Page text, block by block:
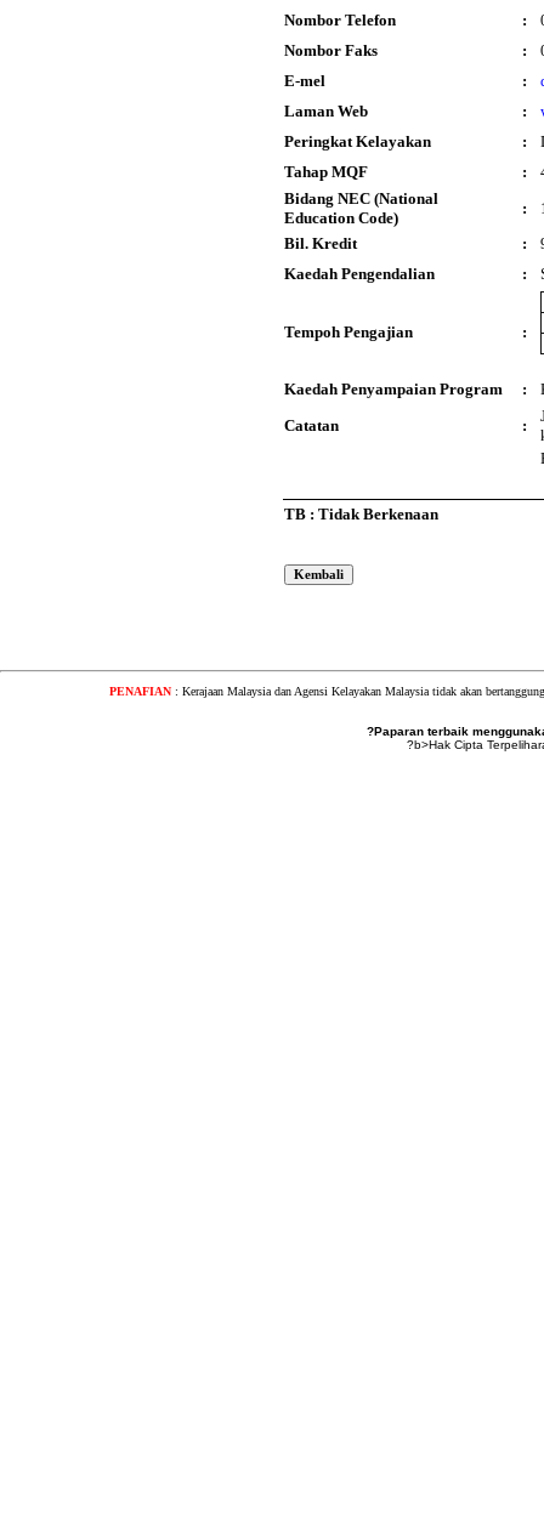
Nombor Telefon
:
Nombor Faks
:
E-mel
:
Laman Web
:
Peringkat Kelayakan
:
Tahap MQF
:
Bidang NEC (National
Education Code)
:
Bil. Kredit
:
Kaedah Pengendalian
:
Tempoh Pengajian :
Kaedah Penyampaian Program :
Catatan
:
TB : Tidak Berkenaan
PENAFIAN : Kerajaan Malaysia dan Agensi Kelayakan Malaysia tidak akan
?Paparan terbaik
?b>Hak Cipta